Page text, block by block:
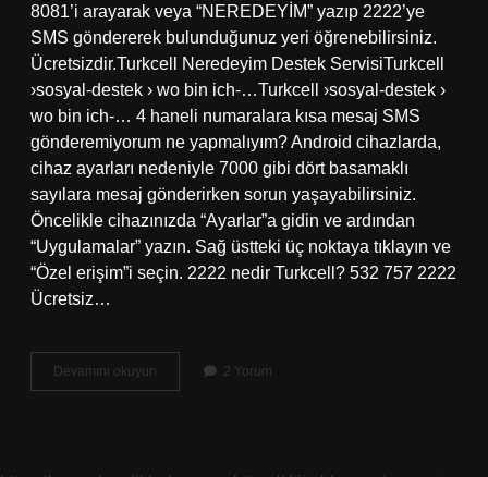
8081’i arayarak veya “NEREDEYİM” yazıp 2222’ye
SMS göndererek bulunduğunuz yeri öğrenebilirsiniz.
Ücretsizdir.Turkcell Neredeyim Destek ServisiTurkcell
›sosyal-destek › wo bin ich-…Turkcell ›sosyal-destek ›
wo bin ich-… 4 haneli numaralara kısa mesaj SMS
gönderemiyorum ne yapmalıyım? Android cihazlarda,
cihaz ayarları nedeniyle 7000 gibi dört basamaklı
sayılara mesaj gönderirken sorun yaşayabilirsiniz.
Öncelikle cihazınızda “Ayarlar”a gidin ve ardından
“Uygulamalar” yazın. Sağ üstteki üç noktaya tıklayın ve
“Özel erişim”i seçin. 2222 nedir Turkcell? 532 757 2222
Ücretsiz…
Devamını okuyun
Ye
2 Yorum